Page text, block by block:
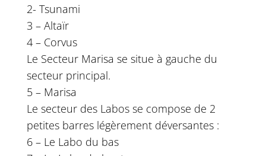
2- Tsunami
3 – Altaïr
4 – Corvus
Le Secteur Marisa se situe à gauche du
secteur principal.
5 – Marisa
Le secteur des Labos se compose de 2
petites barres légèrement déversantes :
6 – Le Labo du bas